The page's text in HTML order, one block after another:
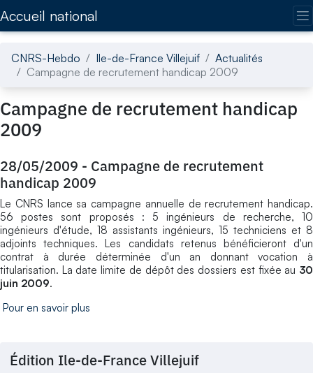
Accueil national
CNRS-Hebdo Ile-de-France Villejuif
Actualités
Campagne de recrutement handicap 2009
Campagne de recrutement handicap
2009
28/05/2009 - Campagne de recrutement
handicap 2009
Le CNRS lance sa campagne annuelle de recrutement handicap.
56 postes sont proposés : 5 ingénieurs de recherche, 10
ingénieurs d'étude, 18 assistants ingénieurs, 15 techniciens et 8
adjoints techniques. Les candidats retenus bénéficieront d'un
contrat à durée déterminée d'un an donnant vocation à
titularisation. La date limite de dépôt des dossiers est fixée au 30
juin 2009.
Pour en savoir plus
Édition Ile-de-France Villejuif